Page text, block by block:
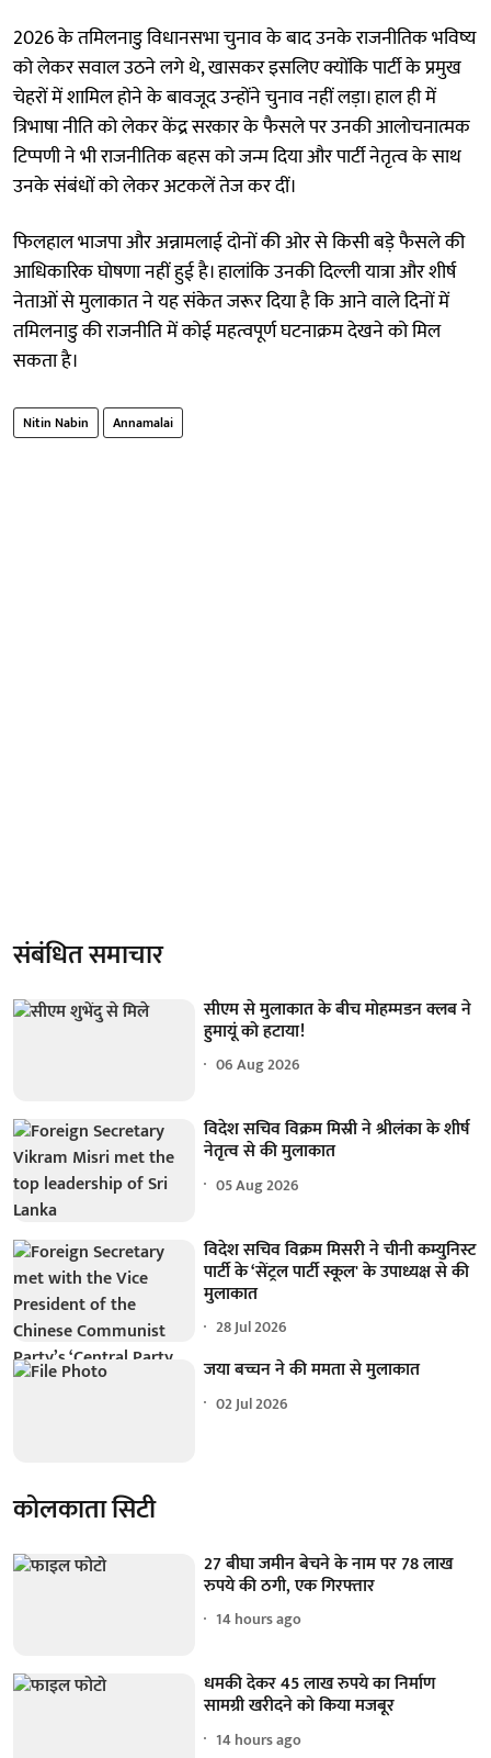
2026 के तमिलनाडु विधानसभा चुनाव के बाद उनके राजनीतिक भविष्य
को लेकर सवाल उठने लगे थे, खासकर इसलिए क्योंकि पार्टी के प्रमुख
चेहरों में शामिल होने के बावजूद उन्होंने चुनाव नहीं लड़ा। हाल ही में
त्रिभाषा नीति को लेकर केंद्र सरकार के फैसले पर उनकी आलोचनात्मक
टिप्पणी ने भी राजनीतिक बहस को जन्म दिया और पार्टी नेतृत्व के साथ
उनके संबंधों को लेकर अटकलें तेज कर दीं।
फिलहाल भाजपा और अन्नामलाई दोनों की ओर से किसी बड़े फैसले की
आधिकारिक घोषणा नहीं हुई है। हालांकि उनकी दिल्ली यात्रा और शीर्ष
नेताओं से मुलाकात ने यह संकेत जरूर दिया है कि आने वाले दिनों में
तमिलनाडु की राजनीति में कोई महत्वपूर्ण घटनाक्रम देखने को मिल
सकता है।
Nitin Nabin Annamalai
संबंधित समाचार
सीएम से मुलाकात के बीच मोहम्मडन क्लब ने
हुमायूं को हटाया!
06 Aug 2026
विदेश सचिव विक्रम मिस्री ने श्रीलंका के शीर्ष
नेतृत्व से की मुलाकात
05 Aug 2026
विदेश सचिव विक्रम मिसरी ने चीनी कम्युनिस्ट
पार्टी के ‘सेंट्रल पार्टी स्कूल' के उपाध्यक्ष से की
मुलाकात
28 Jul 2026
जया बच्चन ने की ममता से मुलाकात
02 Jul 2026
कोलकाता सिटी
27 बीघा जमीन बेचने के नाम पर 78 लाख
रुपये की ठगी, एक गिरफ्तार
14 hours ago
धमकी देकर 45 लाख रुपये का निर्माण
सामग्री खरीदने को किया मजबूर
14 hours ago